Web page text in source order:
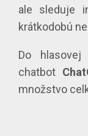
ale sleduje
krátkodobú
Do hlasovej
chatbot
množstvo